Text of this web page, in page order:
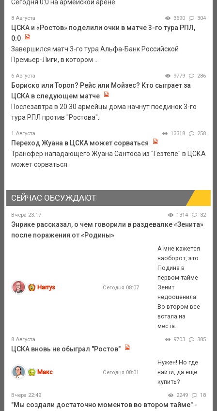
Сегодня 0:0 на армейской арене.
8 Августа 3690 304
ЦСКА и «Ростов» поделили очки в матче 3-го тура РПЛ,
0:0
Завершился матч 3-го тура Альфа-Банк Российской
Премьер-Лиги, в котором ...
6 Августа 9779 286
Бориско или Тороп? Рейс или Мойзес? Кто сыграет за
ЦСКА в следующем матче
Послезавтра в 20.30 армейцы дома начнут поединок 3-го
тура РПЛ против "Ростова".
1 Августа 13318 258
Переход Жуана в ЦСКА может сорваться
Трансфер нападающего Жуана Сантоса из "Гезтепе" в ЦСКА
может сорваться.
СЕЙЧАС ОБСУЖДАЮТ
Вчера 23:17 1314 32
Энрике рассказал, о чем говорили в раздевалке «Зенита»
после поражения от «Родины»
Harrys Сегодня 08:07
А мне кажется
наоборот, это
Подина в
первом тайме
Зенит
недооценила.
Во втором все
встала на
места.
8 Августа 9703 385
ЦСКА вновь не обыграл "Ростов"
Макс Сегодня 08:01
Нужен! Но где
найти, да еще
купить?
Вчера 22:49 2249 18
"Мы создали достаточно моментов во втором тайме" -